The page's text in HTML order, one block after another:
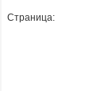
Страница: